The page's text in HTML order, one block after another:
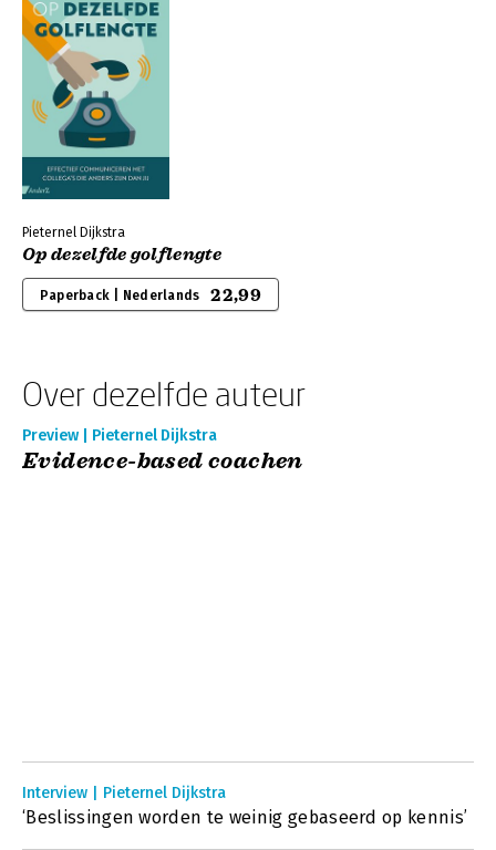
Pieternel Dijkstra
Op dezelfde golflengte
Paperback | Nederlands 22,99
Over dezelfde auteur
Preview | Pieternel Dijkstra
Evidence-based coachen
Interview | Pieternel Dijkstra
‘Beslissingen worden te weinig gebaseerd op kennis’